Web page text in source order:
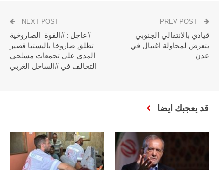
قيادي بالانتقالي الجنوبي
يتعرض لمحاولة اغتيال في
عدن
NEXT POST
#عاجل : #القوة_الصاروخية
تطلق صاروخا باليستيا قصير
المدى على تجمعات مسلحي
التحالف في #الساحل الغربي
قد يعجبك ايضا